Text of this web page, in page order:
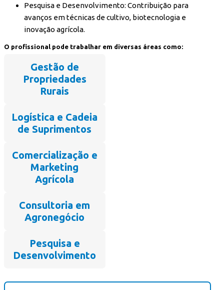
Pesquisa e Desenvolvimento: Contribuição para
avanços em técnicas de cultivo, biotecnologia e
inovação agrícola.
O profissional pode trabalhar em diversas áreas como:
Gestão de
Propriedades
Rurais
Logística e Cadeia
de Suprimentos
Comercialização e
Marketing
Agrícola
Consultoria em
Agronegócio
Pesquisa e
Desenvolvimento